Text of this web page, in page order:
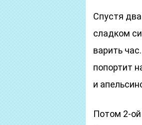
Спустя
сладком
варить
попортит
и
Потом 2-ой